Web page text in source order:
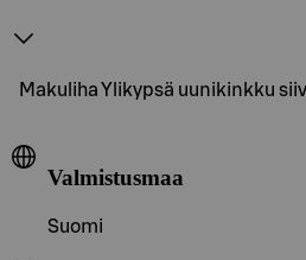
Makuliha Ylikypsä uunikinkku
Valmistusmaa
Suomi